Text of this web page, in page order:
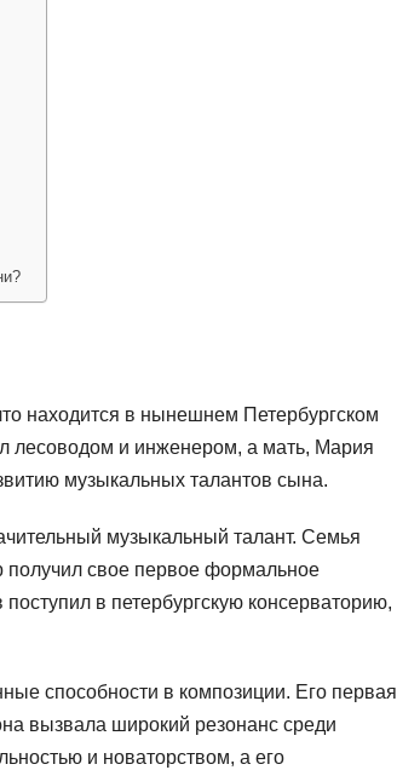
находится в нынешнем Петербургском
лесоводом и инженером, а мать, Мария
музыкальных талантов сына.
музыкальный талант. Семья
получил свое первое формальное
в петербургскую консерваторию,
способности в композиции. Его первая
вызвала широкий резонанс среди
и новаторством, а его